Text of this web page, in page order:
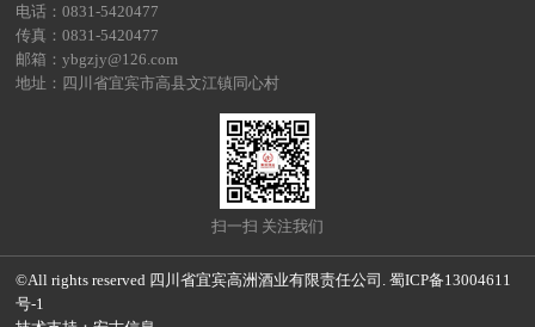
电话：0831-5420477
传真：0831-5420477
邮箱：ybgzjy@126.com
地址：四川省宜宾市高县文江镇同心村
扫一扫 关注我们
©All rights reserved 四川省宜宾高洲酒业有限责任公司.蜀ICP备13004611
号-1